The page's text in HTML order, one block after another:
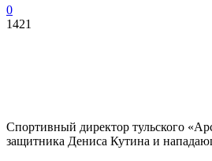
0
1421
Спортивный директор тульского
защитника Дениса Кутина и